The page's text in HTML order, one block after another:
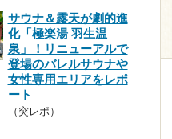
サウナ＆露天が劇的進
化「極楽湯 羽生温
泉」！リニューアルで
登場のバレルサウナや
女性専用エリアをレポ
ート
（突レポ）